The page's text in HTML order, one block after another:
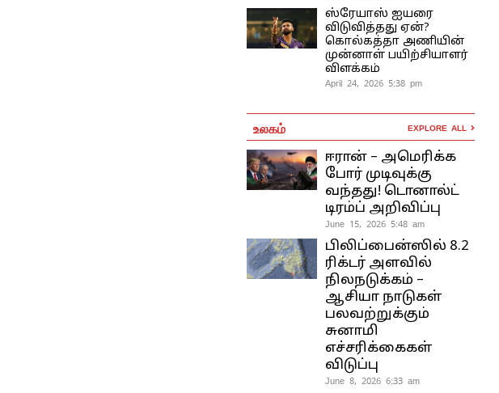
ஸ்ரேயாஸ் ஐயரை
விடுவித்தது ஏன்?
கொல்கத்தா அணியின்
முன்னாள் பயிற்சியாளர்
விளக்கம்
April 24, 2026 5:38 pm
உலகம் EXPLORE ALL
ஈரான் – அமெரிக்க
போர் முடிவுக்கு
வந்தது! டொனால்ட்
டிரம்ப் அறிவிப்பு
June 15, 2026 5:48 am
பிலிப்பைன்ஸில் 8.2
ரிக்டர் அளவில்
நிலநடுக்கம் –
ஆசியா நாடுகள்
பலவற்றுக்கும்
சுனாமி
எச்சரிக்கைகள்
விடுப்பு
June 8, 2026 6:33 am